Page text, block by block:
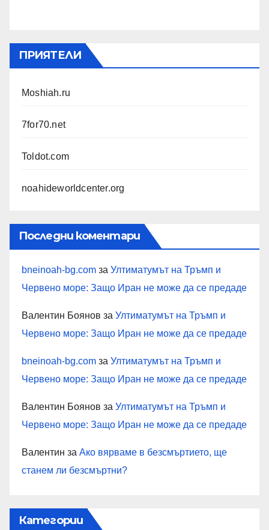
ПРИЯТЕЛИ
Moshiah.ru
7for70.net
Toldot.com
noahideworldcenter.org
Последни коментари
bneinoah-bg.com за Ултиматумът на Тръмп и
Червено море: Защо Иран не може да се предаде
Валентин Боянов за Ултиматумът на Тръмп и
Червено море: Защо Иран не може да се предаде
bneinoah-bg.com за Ултиматумът на Тръмп и
Червено море: Защо Иран не може да се предаде
Валентин Боянов за Ултиматумът на Тръмп и
Червено море: Защо Иран не може да се предаде
Валентин за Ако вярваме в безсмъртието, ще
станем ли безсмъртни?
Категории